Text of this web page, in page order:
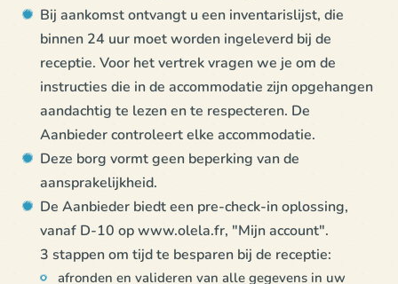
Bij aankomst ontvangt u een inventarislijst, die
binnen 24 uur moet worden ingeleverd bij de
receptie. Voor het vertrek vragen we je om de
instructies die in de accommodatie zijn opgehangen
aandachtig te lezen en te respecteren. De
Aanbieder controleert elke accommodatie.
Deze borg vormt geen beperking van de
aansprakelijkheid.
De Aanbieder biedt een pre-check-in oplossing,
vanaf D-10 op www.olela.fr, "Mijn account".
3 stappen om tijd te besparen bij de receptie:
afronden en valideren van alle gegevens in uw